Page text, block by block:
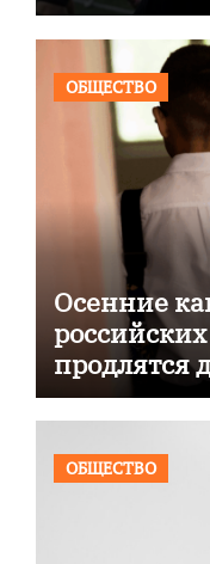
ОБЩЕСТВО
Осенние
продлятся
ОБЩЕСТВО